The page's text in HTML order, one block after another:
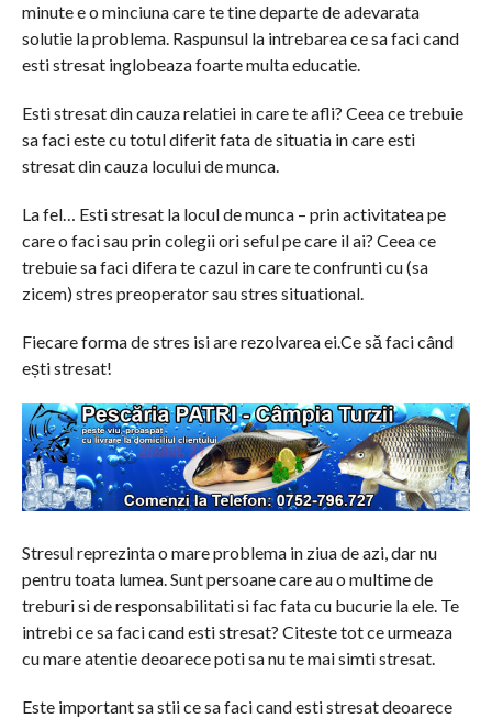
minute e o minciuna care te tine departe de adevarata
solutie la problema. Raspunsul la intrebarea ce sa faci cand
esti stresat inglobeaza foarte multa educatie.
Esti stresat din cauza relatiei in care te afli? Ceea ce trebuie
sa faci este cu totul diferit fata de situatia in care esti
stresat din cauza locului de munca.
La fel… Esti stresat la locul de munca – prin activitatea pe
care o faci sau prin colegii ori seful pe care il ai? Ceea ce
trebuie sa faci difera te cazul in care te confrunti cu (sa
zicem) stres preoperator sau stres situational.
Fiecare forma de stres isi are rezolvarea ei.Ce să faci când
ești stresat!
Stresul reprezinta o mare problema in ziua de azi, dar nu
pentru toata lumea. Sunt persoane care au o multime de
treburi si de responsabilitati si fac fata cu bucurie la ele. Te
intrebi ce sa faci cand esti stresat? Citeste tot ce urmeaza
cu mare atentie deoarece poti sa nu te mai simti stresat.
Este important sa stii ce sa faci cand esti stresat deoarece